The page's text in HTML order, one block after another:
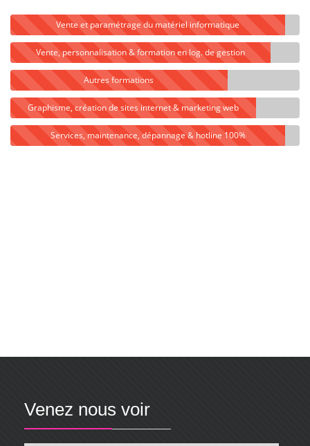
Vente et paramétrage du matériel informatique
Vente, personnalisation & formation en log. de gestion
Autres formations
Graphisme, création de sites internet & marketing web
Services, maintenance, dépannage & hotline 100%
Venez nous voir